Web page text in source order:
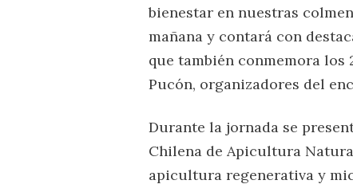
bienestar en nuestras
mañana y contará con
que también conmemora los
Pucón, organizadores del
Durante la jornada se
Chilena de Apicultura
apicultura regenerativa y